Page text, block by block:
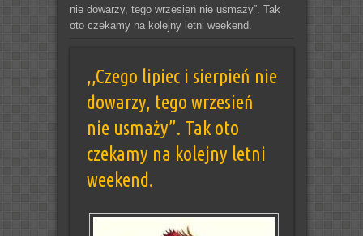
nie dowarzy, tego wrzesień nie usmaży”. Tak
oto czekamy na kolejny letni weekend.
,,Czego lipiec i sierpień nie
dowarzy, tego wrzesień
nie usmaży”. Tak oto
czekamy na kolejny letni
weekend.